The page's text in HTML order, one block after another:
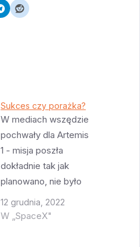
Sukces czy porażka?
W mediach wszędzie
pochwały dla Artemis
1 - misja poszła
dokładnie tak jak
planowano, nie było
żadnych
poważniejszych
12 grudnia, 2022
W „SpaceX"